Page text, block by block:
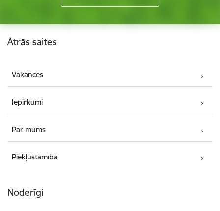
Kājene
Ātrās saites
Vakances
Iepirkumi
Par mums
Piekļūstamība
Noderīgi